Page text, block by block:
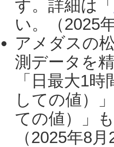
す。詳細は「
い。（2025
アメダスの
測データを
「日最大1
しての値）
ての値）」
（2025年8月